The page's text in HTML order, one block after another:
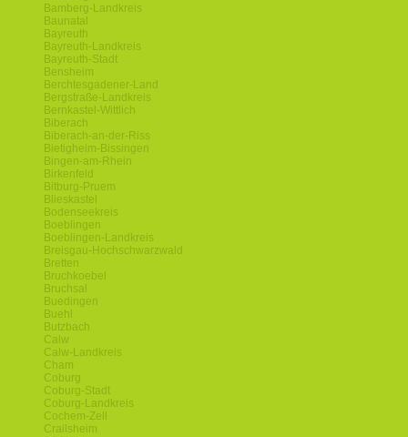
Bamberg-Landkreis
Baunatal
Bayreuth
Bayreuth-Landkreis
Bayreuth-Stadt
Bensheim
Berchtesgadener-Land
Bergstraße-Landkreis
Bernkastel-Wittlich
Biberach
Biberach-an-der-Riss
Bietigheim-Bissingen
Bingen-am-Rhein
Birkenfeld
Bitburg-Pruem
Blieskastel
Bodenseekreis
Boeblingen
Boeblingen-Landkreis
Breisgau-Hochschwarzwald
Bretten
Bruchkoebel
Bruchsal
Buedingen
Buehl
Butzbach
Calw
Calw-Landkreis
Cham
Coburg
Coburg-Stadt
Coburg-Landkreis
Cochem-Zell
Crailsheim